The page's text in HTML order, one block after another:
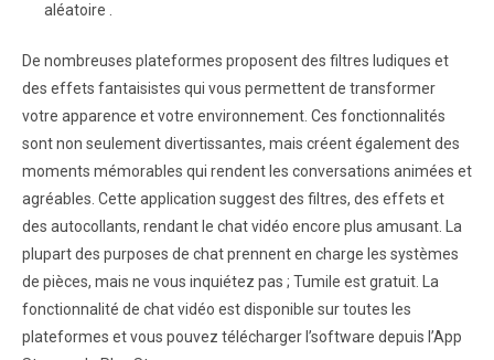
aléatoire .
De nombreuses plateformes proposent des filtres ludiques et
des effets fantaisistes qui vous permettent de transformer
votre apparence et votre environnement. Ces fonctionnalités
sont non seulement divertissantes, mais créent également des
moments mémorables qui rendent les conversations animées et
agréables. Cette application suggest des filtres, des effets et
des autocollants, rendant le chat vidéo encore plus amusant. La
plupart des purposes de chat prennent en charge les systèmes
de pièces, mais ne vous inquiétez pas ; Tumile est gratuit. La
fonctionnalité de chat vidéo est disponible sur toutes les
plateformes et vous pouvez télécharger l’software depuis l’App